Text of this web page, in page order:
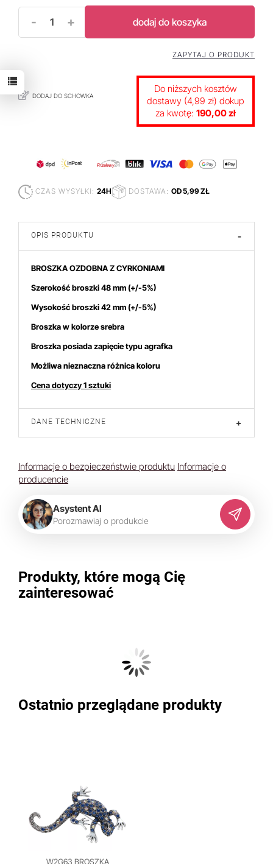
- + dodaj do koszyka
DODAJ DO SCHOWKA
ZAPYTAJ O PRODUKT
Do niższych kosztów
dostawy (4,99 zł) dokup
za kwotę: 190,00 zł
CZAS WYSYŁKI: 24H DOSTAWA: OD 5,99 ZŁ
OPIS PRODUKTU -
BROSZKA OZDOBNA Z CYRKONIAMI
Szerokość broszki 48 mm(+/-5%)
Wysokość broszki 42mm (+/-5%)
Broszka w kolorze srebra
Broszka posiada zapięcie typu agrafka
Możliwa nieznaczna różnica koloru
Cena dotyczy 1 sztuki
DANE TECHNICZNE +
Informacje o bezpieczeństwie produktu Informacje o
producencie
Asystent AI
Porozmawiaj o produkcie
Produkty, które mogą Cię
zainteresować
Ostatnio przeglądane produkty
W2G63 BROSZKA